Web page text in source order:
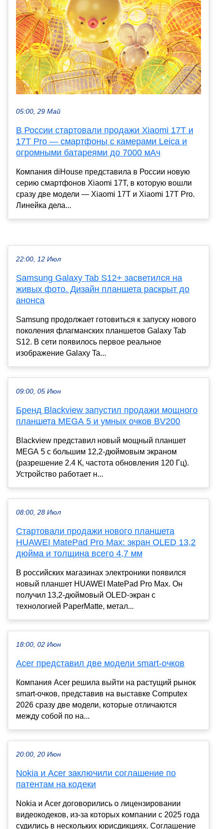
05:00, 29 Май
В России стартовали продажи Xiaomi 17T и
17T Pro — смартфоны с камерами Leica и
огромными батареями до 7000 мАч
Компания diHouse представила в России новую
серию смартфонов Xiaomi 17T, в которую вошли
сразу две модели — Xiaomi 17T и Xiaomi 17T Pro.
Линейка дела...
22:00, 12 Июл
Samsung Galaxy Tab S12+ засветился на
живых фото. Дизайн планшета раскрыт до
анонса
Samsung продолжает готовиться к запуску нового
поколения флагманских планшетов Galaxy Tab
S12. В сети появилось первое реальное
изображение Galaxy Ta...
09:00, 05 Июн
Бренд Blackview запустил продажи мощного
планшета MEGA 5 и умных очков BV200
Blackview представил новый мощный планшет
MEGA 5 с большим 12,2-дюймовым экраном
(разрешение 2.4 К, частота обновления 120 Гц).
Устройство работает н...
08:00, 28 Июл
Стартовали продажи нового планшета
HUAWEI MatePad Pro Max: экран OLED 13,2
дюйма и толщина всего 4,7 мм
В российских магазинах электроники появился
новый планшет HUAWEI MatePad Pro Max. Он
получил 13,2-дюймовый OLED-экран с
технологией PaperMatte, метал...
18:00, 02 Июн
Acer представил две модели smart-очков
Компания Acer решила выйти на растущий рынок
smart-очков, представив на выставке Computex
2026 сразу две модели, которые отличаются
между собой по на...
20:00, 20 Июн
Nokia и Acer заключили соглашение по
патентам на кодеки
Nokia и Acer договорились о лицензировании
видеокодеков, из-за которых компании с 2025 года
судились в нескольких юрисдикциях. Соглашение